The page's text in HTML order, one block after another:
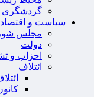
گردشگری
سیاست و اقتصاد
مجلس
دولت
احزاب و
ائتلاف